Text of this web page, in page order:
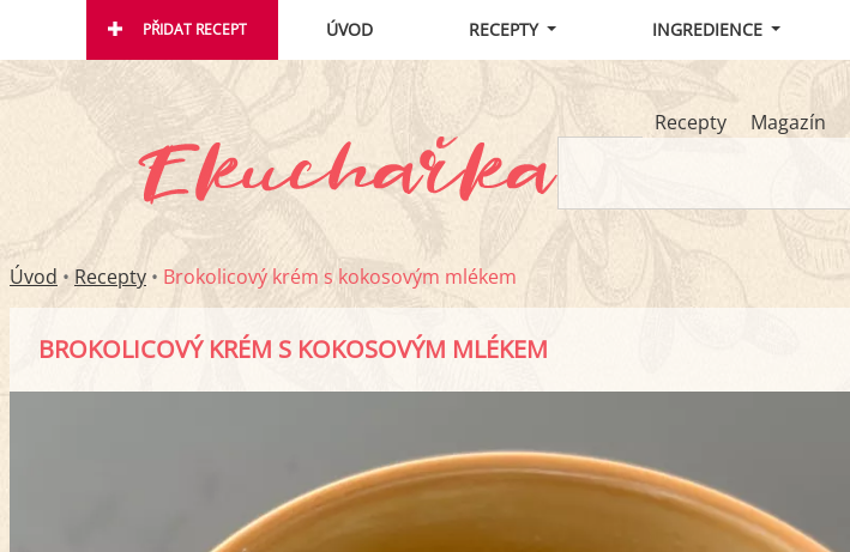
PŘIDAT RECEPT ÚVOD RECEPTY INGREDIENCE
Recepty Magazín
Úvod • Recepty • Brokolicový krém s kokosovým mlékem
BROKOLICOVÝ KRÉM S KOKOSOVÝM MLÉKEM